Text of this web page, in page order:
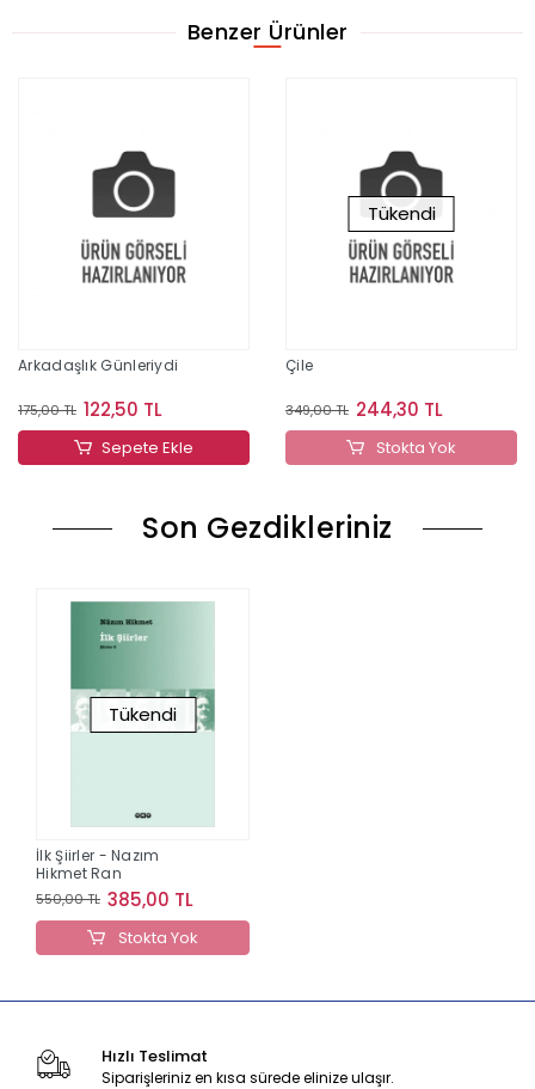
Benzer Ürünler
Arkadaşlık Günleriydi
175,00 TL 122,50 TL
Sepete Ekle
Tükendi
Çile
349,00 TL 244,30 TL
Stokta Yok
Son Gezdikleriniz
Tükendi
İlk Şiirler - Nazım
Hikmet Ran
550,00 TL 385,00 TL
Stokta Yok
Hızlı Teslimat
Siparişleriniz en kısa sürede elinize ulaşır.